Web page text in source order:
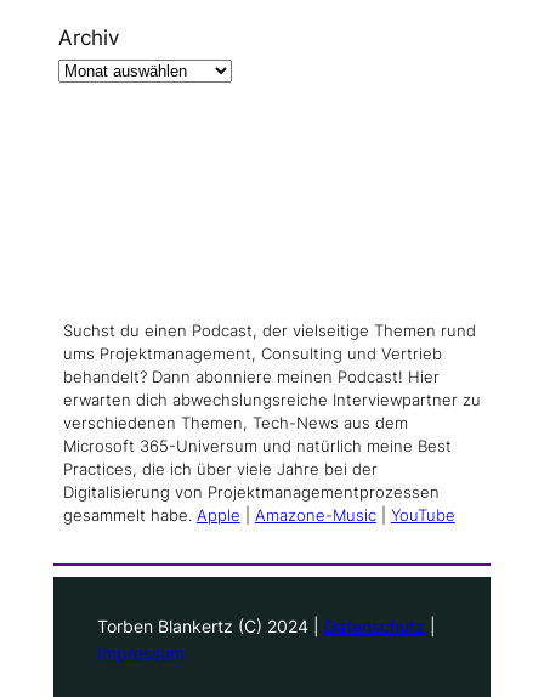
Archiv
Suchst du einen Podcast, der vielseitige Themen rund
ums Projektmanagement, Consulting und Vertrieb
behandelt? Dann abonniere meinen Podcast! Hier
erwarten dich abwechslungsreiche Interviewpartner zu
verschiedenen Themen, Tech-News aus dem
Microsoft 365-Universum und natürlich meine Best
Practices, die ich über viele Jahre bei der
Digitalisierung von Projektmanagementprozessen
gesammelt habe. Apple Amazone-Music| YouTube
Torben Blankertz (C) 2024 | Datenschutz
Impressum